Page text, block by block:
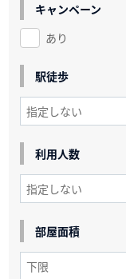
キャンペーン
あり
駅徒歩
利用人数
部屋面積